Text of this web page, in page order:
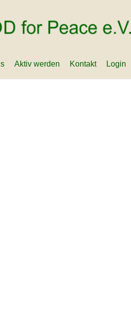
Aktiv werden Kontakt Login